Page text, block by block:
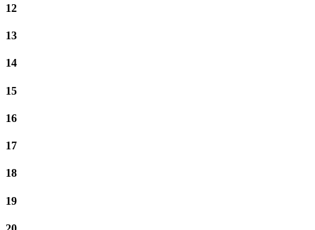
12
13
14
15
16
17
18
19